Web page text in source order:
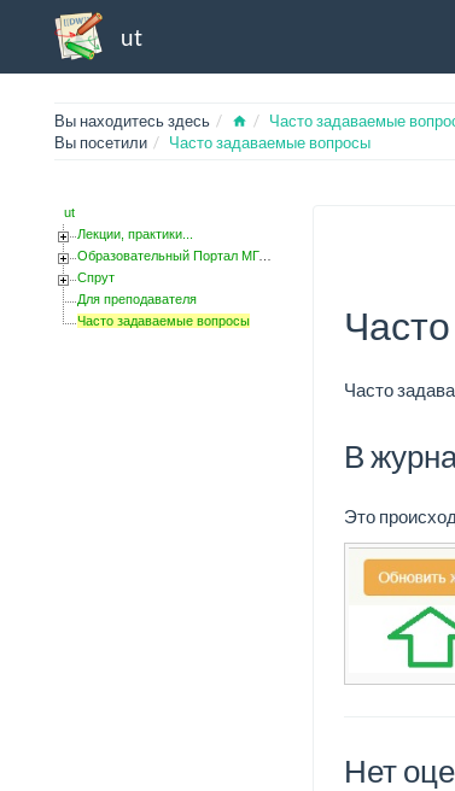
ut
Вы находитесь здесь HomeЧасто задаваемые
Вы посетили
Часто задаваемые вопросы
ut
Лекции, практики...
Образовательный Портал МГОТУ
Спрут
Для преподавателя
Часто задаваемые вопросы
Часто
В
Это
Нет